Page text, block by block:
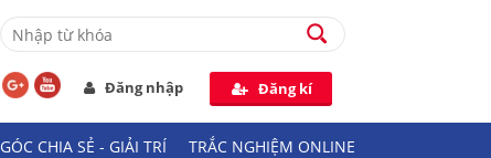
Đăng nhập Đăng kí
GÓC CHIA SẺ - GIẢI TRÍ TRẮC NGHIỆM ONLINE